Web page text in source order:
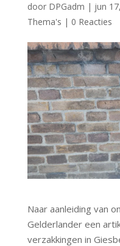
door DPGadm | jun
Thema's | 0 Reacties
Naar aanleiding van
Gelderlander een
verzakkingen in